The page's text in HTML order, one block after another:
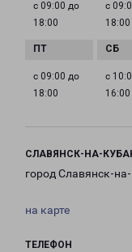
с 09:00 до
18:00
с
18:00
с 09:00 до
18:00
с
16:00
СЛАВЯНСК-НА-
город Славянск-
на карте
ТЕЛЕФОН